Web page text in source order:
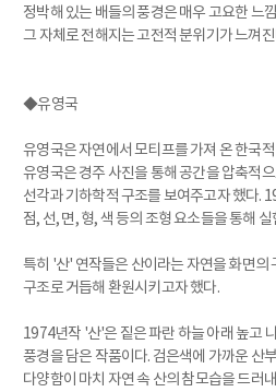
정박해 있는 배들의 풍경은 매우 고요한 느
그 자체로 전해지는 고전적 분위기가 느껴
◆유영국
유영국은 자연에서 모티프를 가져 온 한국
유영국은 경주 사진을 통해 공간을 압축적
선각과 기하학적 구조를 보여주고자 했다.
점, 선, 면, 형, 색 등의 조형 요소들을 통해
특히 '산' 연작들은 산이라는 자연을 화면의
구조로 거듭해 환원시키고자 했다.
1974년작 '산'은 짙은 파란 하늘 아래 높고
풍경을 담은 작품이다. 검은색에 가까운 산
다양함이 마치 자연 속 산의 참모습을 드러